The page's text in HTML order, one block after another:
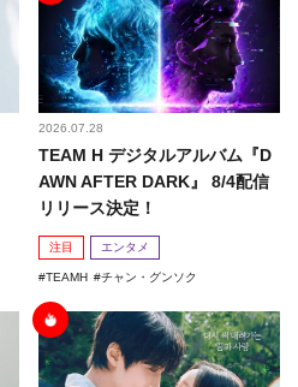
2026.07.28
TEAM H デジタルアルバム『D
AWN AFTER DARK』 8/4配信
リリース決定！
注目 エンタメ
TEAMH チャン・グンソク